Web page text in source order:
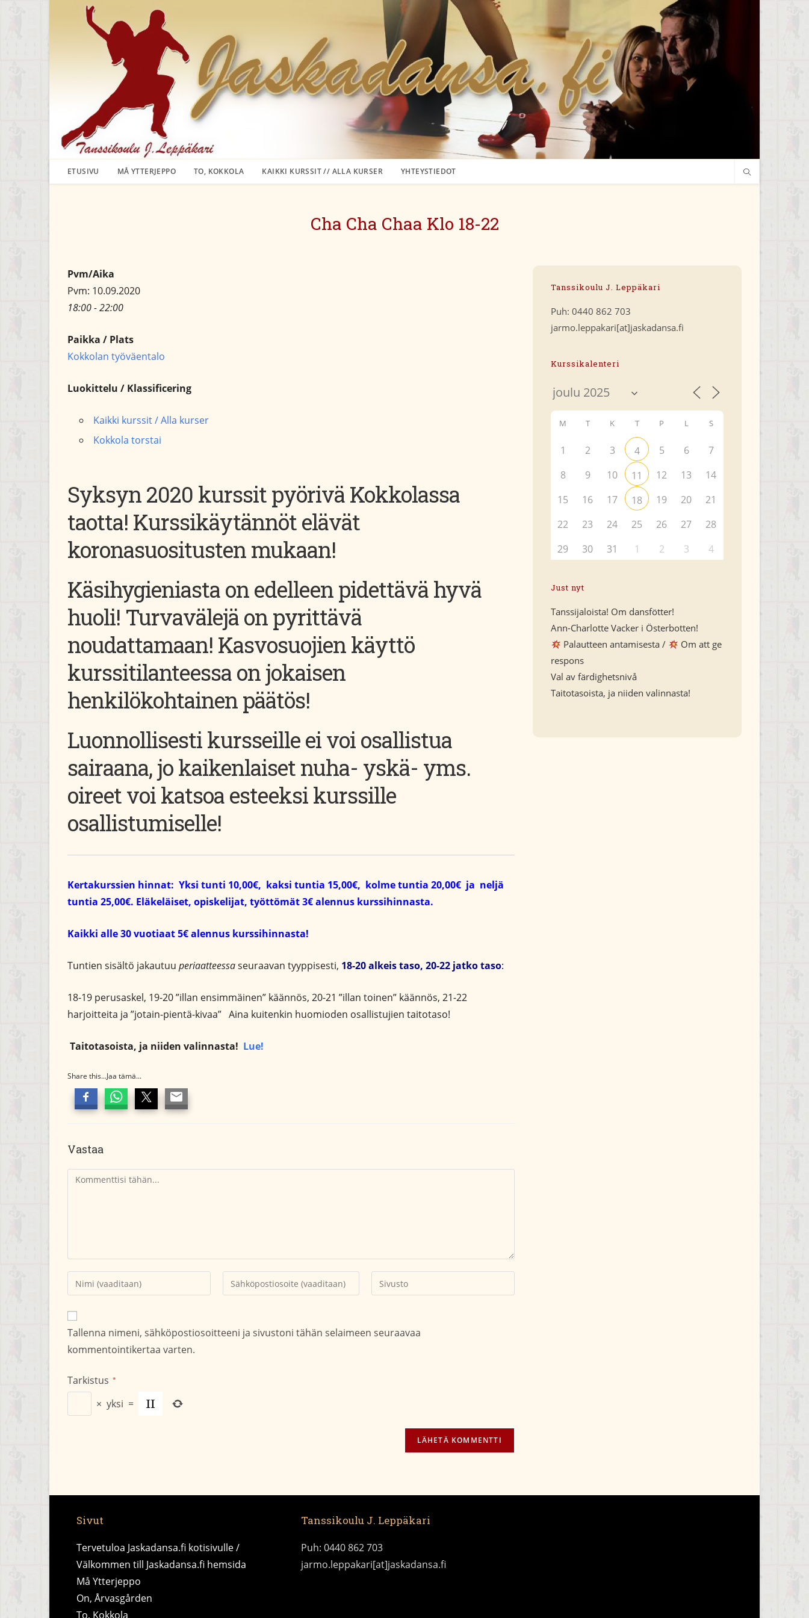
ETUSIVU MÅ YTTERJEPPO TO, KOKKOLA KAIKKI KURSSIT // ALLA KURSER YHTEYSTIEDOT
Cha Cha Chaa Klo 18-22
Pvm/Aika
Pvm: 10.09.2020
18:00 - 22:00
Paikka / Plats
Kokkolan työväentalo
Luokittelu / Klassificering
Kaikki kurssit / Alla kurser
Kokkola torstai
Syksyn 2020 kurssit pyörivä Kokkolassa
taotta! Kurssikäytännöt elävät
koronasuositusten mukaan!
Käsihygieniasta on edelleen pidettävä hyvä
huoli! Turvavälejä on pyrittävä
noudattamaan! Kasvosuojien käyttö
kurssitilanteessa on jokaisen
henkilökohtainen päätös!
Luonnollisesti kursseille ei voi osallistua
sairaana, jo kaikenlaiset nuha- yskä- yms.
oireet voi katsoa esteeksi kurssille
osallistumiselle!
Kertakurssien hinnat: Yksi tunti 10,00€, kaksi tuntia 15,00€, kolme tuntia 20,00€ ja neljä
tuntia 25,00€. Eläkeläiset, opiskelijat, työttömät 3€ alennus kurssihinnasta.
Kaikki alle 30 vuotiaat 5€ alennus kurssihinnasta!
Tuntien sisältö jakautuu periaatteessaseuraavan tyyppisesti, 18-20 alkeis taso, 20-22 jatko taso:
18-19 perusaskel, 19-20 ”illan ensimmäinen” käännös, 20-21 ”illan toinen” käännös, 21-22
harjoitteita ja ”jotain-pientä-kivaa” Aina kuitenkin huomioden osallistujien taitotaso!
Taitotasoista, ja niiden valinnasta! Lue!
Share this...Jaa tämä...
Vastaa
Kommentti
Kirjoita
nimesi
tai
käyttäjätunnuksesi
kommentoidaksesi
Kirjoita
sähköpostiosoitteesi
Kirjoita
sivustosi
(valinnainen)
Tallenna nimeni, sähköpostiosoitteeni ja sivustoni tähän selaimeen seuraavaa
kommentointikertaa varten.
Tarkistus *
× yksi =
Tanssikoulu J. Leppäkari
Puh: 0440 862 703
jarmo.leppakari[at]jaskadansa.fi
Kurssikalenteri
M T K T P L S
1 2 3 4 5 6
7
8
9 10 11 12 13
14
15
16 17 18 19 20
21
22
23 24 25 26 27
28
29
30 31 1 2 3 4
Just nyt
Tanssijaloista! Om dansfötter!
Ann-Charlotte Vacker i Österbotten!
Palautteen antamisesta /
Om att ge
respons
Val av färdighetsnivå
Taitotasoista, ja niiden valinnasta!
Sivut
Tervetuloa Jaskadansa.fi kotisivulle /
Välkommen till Jaskadansa.fi hemsida
Må Ytterjeppo
On, Årvasgården
To, Kokkola
Tanssikoulu J. Leppäkari
Puh: 0440 862 703
jarmo.leppakari[at]jaskadansa.fi